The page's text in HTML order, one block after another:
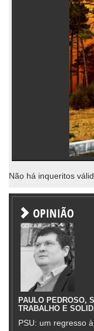
Não há inqueritos
OPINIÃO
PAULO PEDROSO,
TRABALHO E
PSU: um regresso